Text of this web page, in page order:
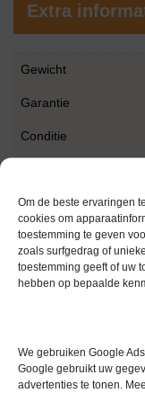
Om de beste ervaringen
cookies om
toestemming te geven
zoals surfgedrag of
toestemming geeft of uw
hebben op bepaalde
We gebruiken Google
Google gebruikt uw
advertenties te tonen.
Extra
Gewicht
Garantie
Conditie